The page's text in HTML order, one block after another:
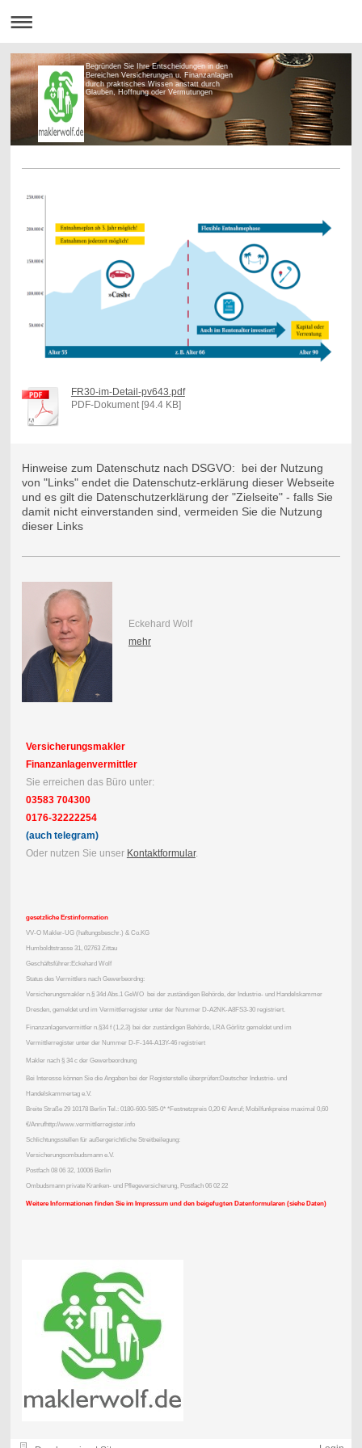
Begründen Sie Ihre Entscheidungen in den
Bereichen Versicherungen u. Finanzanlagen
durch praktisches Wissen anstatt durch
Glauben, Hoffnung oder Vermutungen
FR30-im-Detail-pv643.pdf
PDF-Dokument [94.4 KB]
Hinweise zum Datenschutz nach DSGVO: bei der Nutzung
von "Links" endet die Datenschutz-erklärung dieser Webseite
und es gilt die Datenschutzerklärung der "Zielseite" - falls Sie
damit nicht einverstanden sind, vermeiden Sie die Nutzung
dieser Links
Eckehard Wolf
mehr
Versicherungsmakler
Finanzanlagenvermittler
Sie erreichen das Büro unter:
03583 704300
0176-32222254
(auch telegram)
Oder nutzen Sie unser Kontaktformular.
gesetzliche Erstinformation
VV-O Makler-UG (haftungsbeschr.) & Co.KG
Humboldtstrasse 31, 02763 Zittau
Geschäftsführer:Eckehard Wolf
Status des Vermittlers nach Gewerbeordng:
Versicherungsmakler n.§ 34d Abs.1 GeWO bei der zuständigen Behörde, der Industrie- und Handelskammer
Dresden, gemeldet und im Vermittlerregister unter der Nummer D-A2NK-A8FS3-30 registriert.
Finanzanlagenvermittler n.§34 f (1,2,3) bei der zuständigen Behörde, LRA Görlitz gemeldet und im
Vermittlerregister unter der Nummer D-F-144-A13Y-46 registriert
Makler nach § 34 c der Gewerbeordnung
Bei Interesse können Sie die Angaben bei der Registerstelle überprüfen:Deutscher Industrie- und
Handelskammertag e.V.
Breite Straße 29 10178 Berlin Tel.: 0180-600-585-0* *Festnetzpreis 0,20 €/ Anruf; Mobilfunkpreise maximal 0,60
€/Anrufhttp://www.vermittlerregister.info
Schlichtungsstellen für außergerichtliche Streitbeilegung:
Versicherungsombudsmann e.V.
Postfach 08 06 32, 10006 Berlin
Ombudsmann private Kranken- und Pflegeversicherung, Postfach 06 02 22
Weitere Informationen finden Sie im Impressum und den beigefugten Datenformularen (siehe Daten)